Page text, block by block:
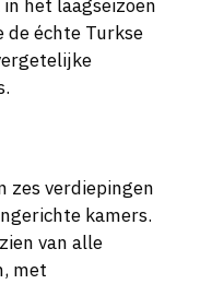
het laagseizoen
de échte Turkse
zes verdiepingen
kamers.
van alle
met